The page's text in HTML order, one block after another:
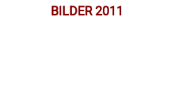
BILDER 2011